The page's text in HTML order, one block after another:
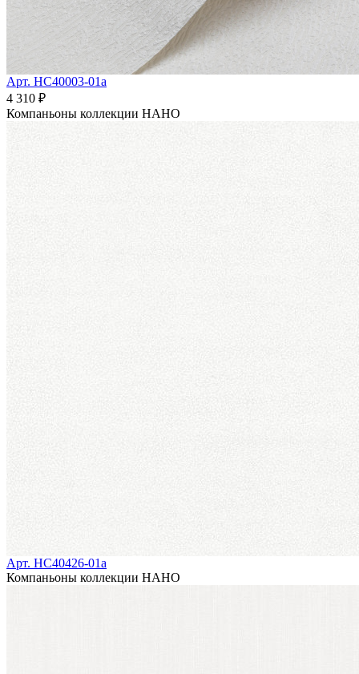
Арт. HC40003-01a
4 310 ₽
Компаньоны коллекции НАНО
Арт. HC40426-01a
Компаньоны коллекции НАНО